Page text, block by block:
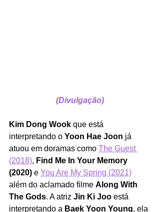
(Divulgação)
Kim Dong Wook que está
interpretando o Yoon Hae Joon já
atuou em doramas como The Guest
(2018), Find Me In Your Memory
(2020) e You Are My Spring (2021)
além do aclamado filme Along With
The Gods. A atriz Jin Ki Joo está
interpretando a Baek Yoon Young, ela